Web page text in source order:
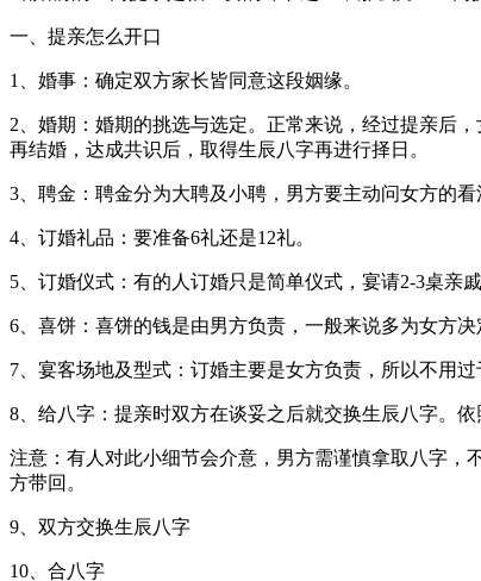
一、提亲怎么开口
1、婚事：确定双方家长皆同意这段姻缘。
2、婚期：婚期的挑选与选定。正常来说，经过提亲后
再结婚，达成共识后，取得生辰八字再进行择日。
3、聘金：聘金分为大聘及小聘，男方要主动问女方的
4、订婚礼品：要准备6礼还是12礼。
5、订婚仪式：有的人订婚只是简单仪式，宴请2-3桌亲
6、喜饼：喜饼的钱是由男方负责，一般来说多为女方
7、宴客场地及型式：订婚主要是女方负责，所以不用
8、给八字：提亲时双方在谈妥之后就交换生辰八字。
注意：有人对此小细节会介意，男方需谨慎拿取八字，
方带回。
9、双方交换生辰八字
10、合八字